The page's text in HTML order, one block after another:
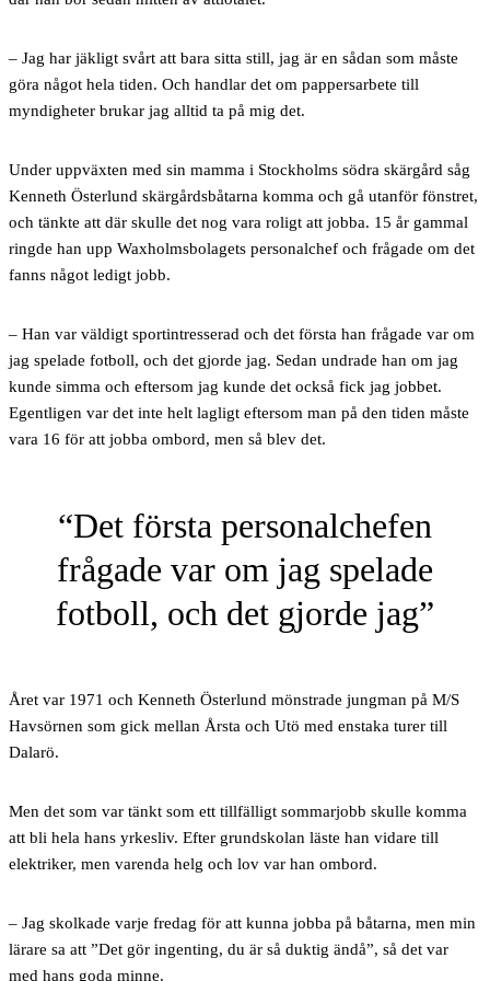
– Jag har jäkligt svårt att bara sitta still, jag är en sådan som måste
göra något hela tiden. Och handlar det om pappersarbete till
myndigheter brukar jag alltid ta på mig det.
Under uppväxten med sin mamma i Stockholms södra skärgård såg
Kenneth Österlund skärgårdsbåtarna komma och gå utanför fönstret,
och tänkte att där skulle det nog vara roligt att jobba. 15 år gammal
ringde han upp Waxholmsbolagets personalchef och frågade om det
fanns något ledigt jobb.
– Han var väldigt sportintresserad och det första han frågade var om
jag spelade fotboll, och det gjorde jag. Sedan undrade han om jag
kunde simma och eftersom jag kunde det också fick jag jobbet.
Egentligen var det inte helt lagligt eftersom man på den tiden måste
vara 16 för att jobba ombord, men så blev det.
Det första personalchefen
frågade var om jag spelade
fotboll, och det gjorde jag
Året var 1971 och Kenneth Österlund mönstrade jungman på M/S
Havsörnen som gick mellan Årsta och Utö med enstaka turer till
Dalarö.
Men det som var tänkt som ett tillfälligt sommarjobb skulle komma
att bli hela hans yrkesliv. Efter grundskolan läste han vidare till
elektriker, men varenda helg och lov var han ombord.
– Jag skolkade varje fredag för att kunna jobba på båtarna, men min
lärare sa att ”Det gör ingenting, du är så duktig ändå”, så det var
med hans goda minne.